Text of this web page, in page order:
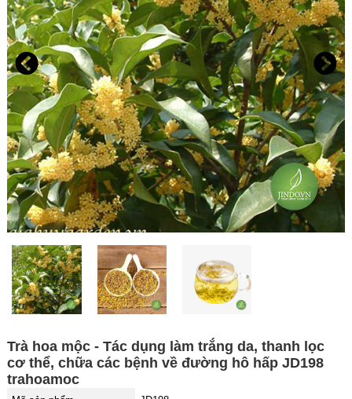
Trà hoa mộc - Tác dụng làm trắng da, thanh lọc
cơ thể, chữa các bệnh về đường hô hấp JD198
trahoamoc